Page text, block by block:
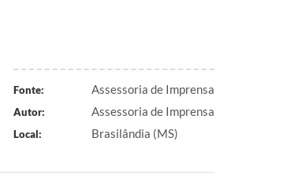
Fonte: Assessoria de Imprensa
Autor: Assessoria de Imprensa
Local: Brasilândia (MS)